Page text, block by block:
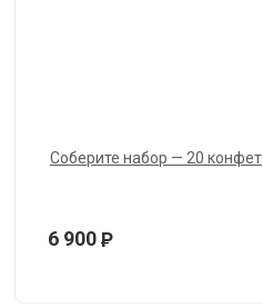
Соберите набор — 20 конфет
6 900Р